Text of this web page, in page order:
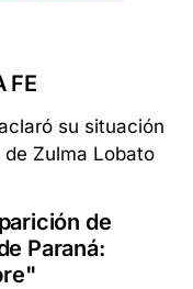
FE
de
Paraná: